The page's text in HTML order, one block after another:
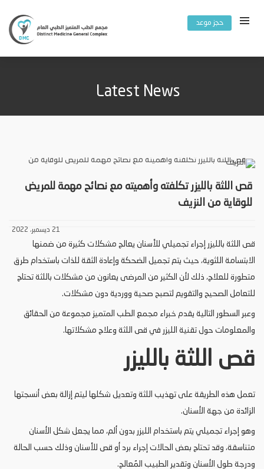
حجز موعد
Latest News
قص اللثة بالليزر تكلفته وأهميته مع نصائح مهمة للمريض
للوقاية من النزيف
21 ديسمبر، 2022
قص اللثة بالليزر إجراء تجميلي للأسنان يعالج مشكلات كثيرة من ضمنها
الابتسامة اللثوية، حيث يتم تجميل الضحكة وإعادة الثقة للذات باستخدام طرق
متطورة للعلاج، ذلك لأن الكثير من المرضى يعانون من مشكلات باللثة تحتاج
للتعامل الصحيح والتقويم لتصبح صحية ووردية دون مشكلات.
وعبر السطور التالية يقدم خبراء مجمع الطب المتميز مجموعة من الحقائق
والمعلومات حول تقنية الليزر في قص اللثة وعلاج مشكلاتها.
قص اللثة بالليزر
تعمل هذه الطريقة على تهذيب اللثة وتعديل شكلها ليتم إزالة بعض أنسجتها
الزائدة من جهة الأسنان.
وهو إجراء تجميلي يتم باستخدام الليزر بدون ألم، مما يجعل شكل الأسنان
متناسقة، وقد تحتاج بعض الحالات إجراء برد أو قص للأسنان وذلك حسب الحالة
ودرجة طول الأسنان وتقدير الطبيب المُعالج.